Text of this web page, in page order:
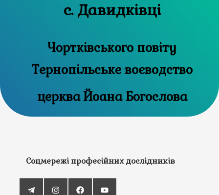
с. Давидківці
Чортківського повіту
Тернопільське воєводство
церква Йоана Богослова
Соцмережі професійних дослідників